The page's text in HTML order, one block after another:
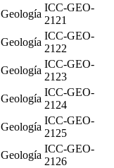
Geología
ICC-GEO-
2121
Geología
ICC-GEO-
2122
Geología
ICC-GEO-
2123
Geología
ICC-GEO-
2124
Geología
ICC-GEO-
2125
Geología
ICC-GEO-
2126